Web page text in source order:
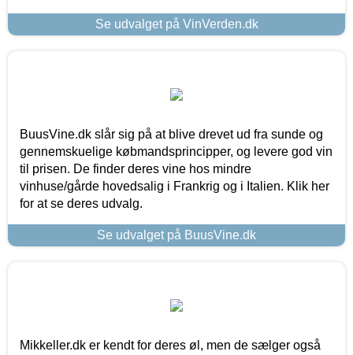
Se udvalget på VinVerden.dk
BuusVine.dk slår sig på at blive drevet ud fra sunde og
gennemskuelige købmandsprincipper, og levere god vin
til prisen. De finder deres vine hos mindre
vinhuse/gårde hovedsalig i Frankrig og i Italien. Klik her
for at se deres udvalg.
Se udvalget på BuusVine.dk
Mikkeller.dk er kendt for deres øl, men de sælger også